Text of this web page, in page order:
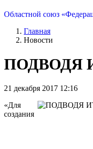
Областной союз
Главная
Новости
ПОДВОДЯ
21 декабря 2017 12:16
«Для
создания